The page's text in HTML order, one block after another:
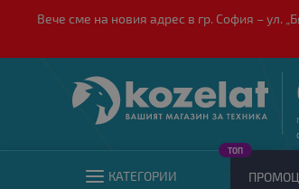
Вече сме на новия адрес в гр. София – ул.
КАТЕГОРИИ
ТОП